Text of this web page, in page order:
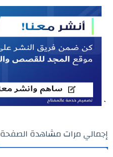
`
إجمالي مرات مشاهدة الصفحة